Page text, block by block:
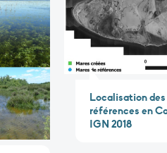
Localisation
références en
IGN 2018